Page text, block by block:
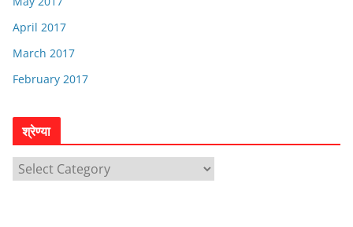
April 2017
March 2017
February 2017
श्रेण्या
श्रे